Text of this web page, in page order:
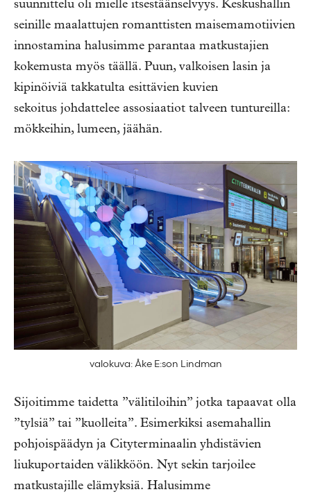
suunnittelu oli mielle itsestäänselvyys. Keskushallin
seinille maalattujen romanttisten maisemamotiivien
innostamina halusimme parantaa matkustajien
kokemusta myös täällä. Puun, valkoisen lasin ja
kipinöiviä takkatulta esittävien kuvien
sekoitus johdattelee assosiaatiot talveen tuntureilla:
mökkeihin, lumeen, jäähän.
valokuva: Åke E:son Lindman
Sijoitimme taidetta ”välitiloihin” jotka tapaavat olla
”tylsiä” tai ”kuolleita”. Esimerkiksi asemahallin
pohjoispäädyn ja Cityterminaalin yhdistävien
liukuportaiden välikköön. Nyt sekin tarjoilee
matkustajille elämyksiä. Halusimme